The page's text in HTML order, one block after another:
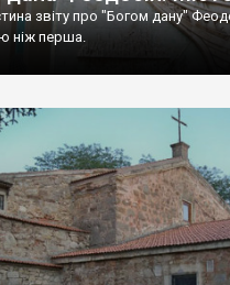
звіту про "Богом дану"
ніж перша.